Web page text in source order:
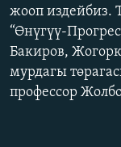
жооп издейбиз.
“Өнүгүү-
Бакиров,
мурдагы
профессор